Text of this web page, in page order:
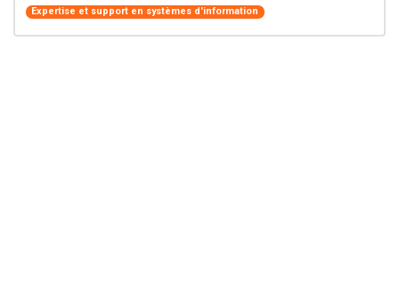
Expertise et support en systèmes d'information